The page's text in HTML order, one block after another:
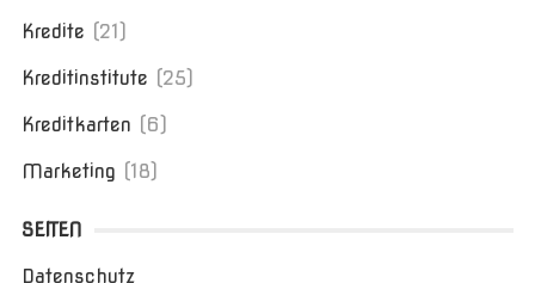
Kredite (21)
Kreditinstitute (25)
Kreditkarten (6)
Marketing (18)
SEITEN
Datenschutz